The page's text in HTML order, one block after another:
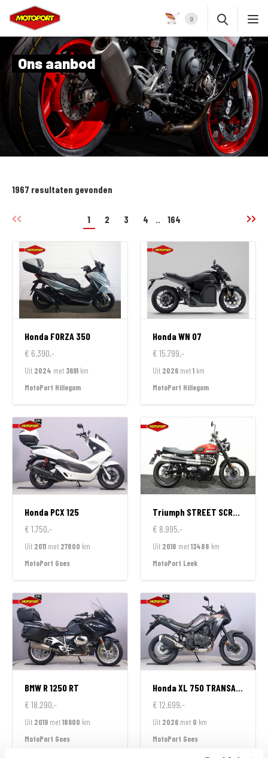
0
Ons aanbod
1967 resultaten gevonden
1 2 3 4 .. 164
Honda FORZA 350
€ 6.390,-
Uit 2024 met 3691 km
MotoPort Hillegom
HondaWN 07
€ 15.799,-
Uit 2026 met1 km
MotoPort Hillegom
Honda PCX 125
€ 1.750,-
Uit 2011 met 27800 km
MotoPort Goes
Triumph STREET SCRAMBLER 900
€ 8.995,-
Uit 2018 met13488 km
MotoPort Leek
BMW R 1250 RT
€ 18.290,-
Uit 2019 met18600 km
MotoPort Goes
HondaXL 750 TRANSALP
€ 12.699,-
Uit 2026 met 0 km
MotoPort Goes